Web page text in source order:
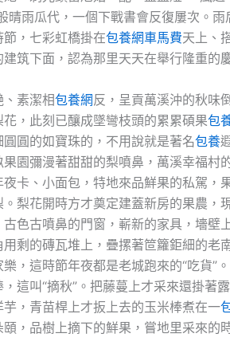
晴雨瓜代，一個下戰書會反復屢次。雨
，七彩虹橋掛在包養網車馬費天上、
筑下面，認為那里天天在舉行隆重的
素潔相包養網反，呈貢萬溪沖的秋味
，此刻已釀成墜彎枝頭的累累碩果包
圓的如寶珠的，不用說就是著名包養
園彌漫著甜甜的梨噴鼻，萬溪幸福村
卡、小面包，特地來品鮮果的私駕，
梨花開時方才奠定建蓋新房的果農，
色古噴鼻的門窗，嶄新的家具，墻壁
剩的磚瓦堆上，疊摞著笸籮鉅細的老
，這時節年夜都是老城跑來的“吃貨”
，這叫“摘秋”。把藤蔓上才采來還掛著
，青苗桿上才扳上去的玉米棒煮在一
，品樹上摘下的鮮果，嘗地里采來的